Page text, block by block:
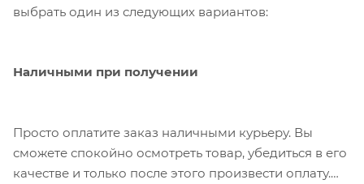
выбрать один из следующих вариантов:
Наличными при получении
Просто оплатите заказ наличными курьеру. Вы
сможете спокойно осмотреть товар, убедиться в его
качестве и только после этого произвести оплату.